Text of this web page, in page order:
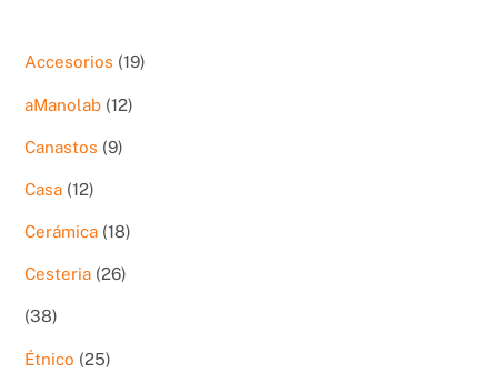
Accesorios 1919
aManolab 1212
Canastos 99
Casa 1212
Cerámica 1818
Cesteria 2626
3838
Étnico 2525